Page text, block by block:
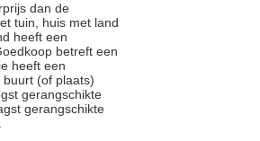
dan de
tuin, huis met land
heeft een
betreft een
heeft een
(of plaats)
gerangschikte
gerangschikte